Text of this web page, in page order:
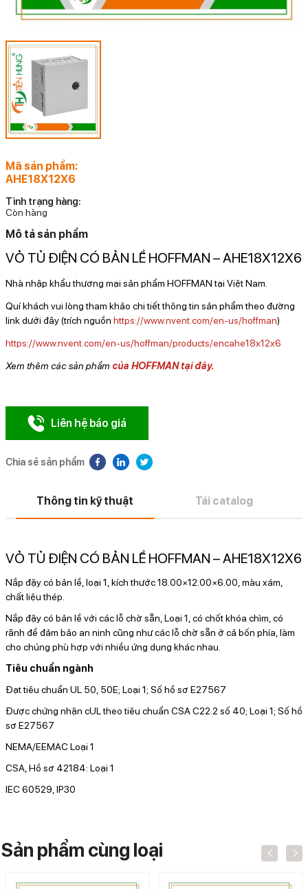
Mã sản phẩm:
AHE18X12X6
Tình trạng hàng:
Còn hàng
Mô tả sản phẩm
VỎ TỦ ĐIỆN CÓ BẢN LỀ HOFFMAN – AHE18X12X6
Nhà nhập khẩu thương mại sản phẩm HOFFMAN tại Việt Nam.
Quí khách vui lòng tham khảo chi tiết thông tin sản phẩm theo đường
link dưới đây (trích nguồn https://www.nvent.com/en-us/hoffman)
https://www.nvent.com/en-us/hoffman/products/encahe18x12x6
Xem thêm các sản phẩm của HOFFMAN tại đây.
Liên hệ báo giá
Chia sẻ sản phẩm
Thông tin kỹ thuật Tải catalog
VỎ TỦ ĐIỆN CÓ BẢN LỀ HOFFMAN – AHE18X12X6
Nắp đậy có bản lề, loại 1, kích thước 18.00×12.00×6.00, màu xám,
chất liệu thép.
Nắp đậy có bản lề với các lỗ chờ sẵn, Loại 1, có chốt khóa chìm, có
rãnh để đảm bảo an ninh cũng như các lỗ chờ sẵn ở cả bốn phía, làm
cho chúng phù hợp với nhiều ứng dụng khác nhau.
Tiêu chuẩn ngành
Đạt tiêu chuẩn UL 50, 50E; Loại 1; Số hồ sơ E27567
Được chứng nhận cUL theo tiêu chuẩn CSA C22.2 số 40; Loại 1; Số hồ
sơ E27567
NEMA/EEMAC Loại 1
CSA, Hồ sơ 42184: Loại 1
IEC 60529, IP30
Sản phẩm cùng loại